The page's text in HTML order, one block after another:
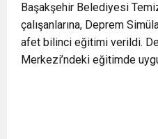
Başakşehir Belediyesi
çalışanlarına, Deprem
afet bilinci eğitimi verildi.
Merkezi’ndeki eğitimde